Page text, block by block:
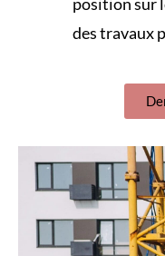
des travaux